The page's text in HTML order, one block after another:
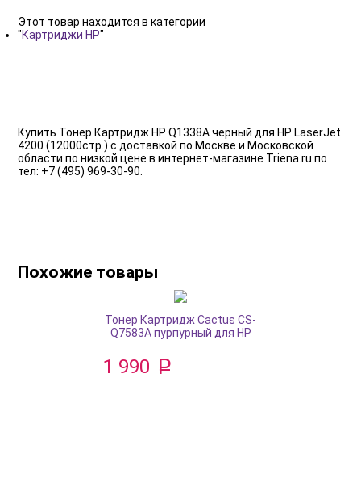
Этот товар находится в категории
"Картриджи HP"
Купить Тонер Картридж HP Q1338A черный для HP LaserJet
4200 (12000стр.) с доставкой по Москве и Московской
области по низкой цене в интернет-магазине Triena.ru по
тел: +7 (495) 969-30-90.
Похожие товары
Тонер Картридж Cactus CS-
Q7583A пурпурный для HP
1 990